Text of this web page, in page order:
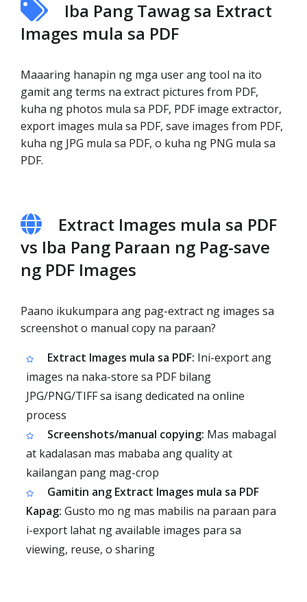
Iba Pang Tawag sa Extract
Images mula sa PDF
Maaaring hanapin ng mga user ang tool na ito
gamit ang terms na extract pictures from PDF,
kuha ng photos mula sa PDF, PDF image extractor,
export images mula sa PDF, save images from PDF,
kuha ng JPG mula sa PDF, o kuha ng PNG mula sa
PDF.
Extract Images mula sa PDF
vs Iba Pang Paraan ng Pag-save
ng PDF Images
Paano ikukumpara ang pag-extract ng images sa
screenshot o manual copy na paraan?
Extract Images mula sa PDF: Ini-export ang
images na naka-store sa PDF bilang
JPG/PNG/TIFF sa isang dedicated na online
process
Screenshots/manual copying: Mas mabagal
at kadalasan mas mababa ang quality at
kailangan pang mag-crop
Gamitin ang Extract Images mula sa PDF
Kapag: Gusto mo ng mas mabilis na paraan para
i-export lahat ng available images para sa
viewing, reuse, o sharing